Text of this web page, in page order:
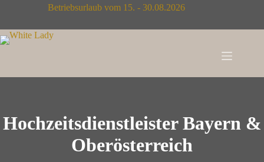
Betriebsurlaub vom 15. - 30.08.2026
Hochzeitsdienstleister Bayern &
Oberösterreich